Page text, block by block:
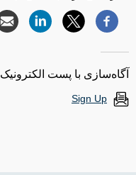
آگاه‌سازی با پست الکترونیک
Sign Up